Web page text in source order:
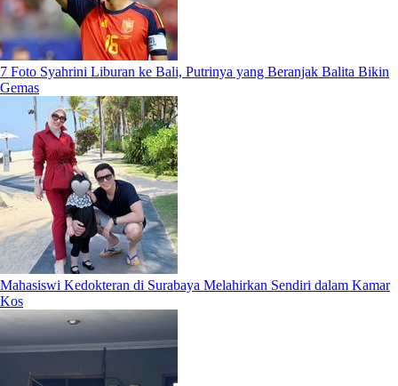
7 Foto Syahrini Liburan ke Bali, Putrinya yang Beranjak Balita Bikin
Gemas
Mahasiswi Kedokteran di Surabaya Melahirkan Sendiri dalam Kamar
Kos